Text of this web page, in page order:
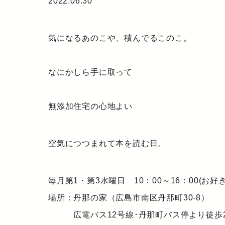
気になるあのこや、積んでるこのこ。
なにかしら手に取って
無添加住宅の心地よい
空気につつまれて本を読む日。
毎月第1・第3水曜日 10：00～16：00(お好き
場所：丹那の家（広島市南区丹那町30-8）
広電バス12号線･丹那町バス停より徒歩